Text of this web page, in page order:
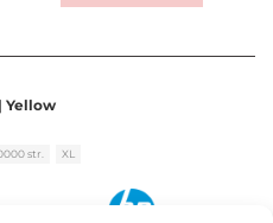
Yellow
0na 5
str. XL